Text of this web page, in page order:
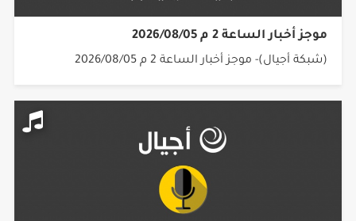
موجز أخبار الساعة 2 م 2026/08/05
(شبكة أجيال)- موجز أخبار الساعة 2 م 2026/08/05